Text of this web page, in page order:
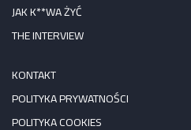
JAK K**WA ŻYĆ
THE INTERVIEW
KONTAKT
POLITYKA PRYWATNOŚCI
POLITYKA COOKIES